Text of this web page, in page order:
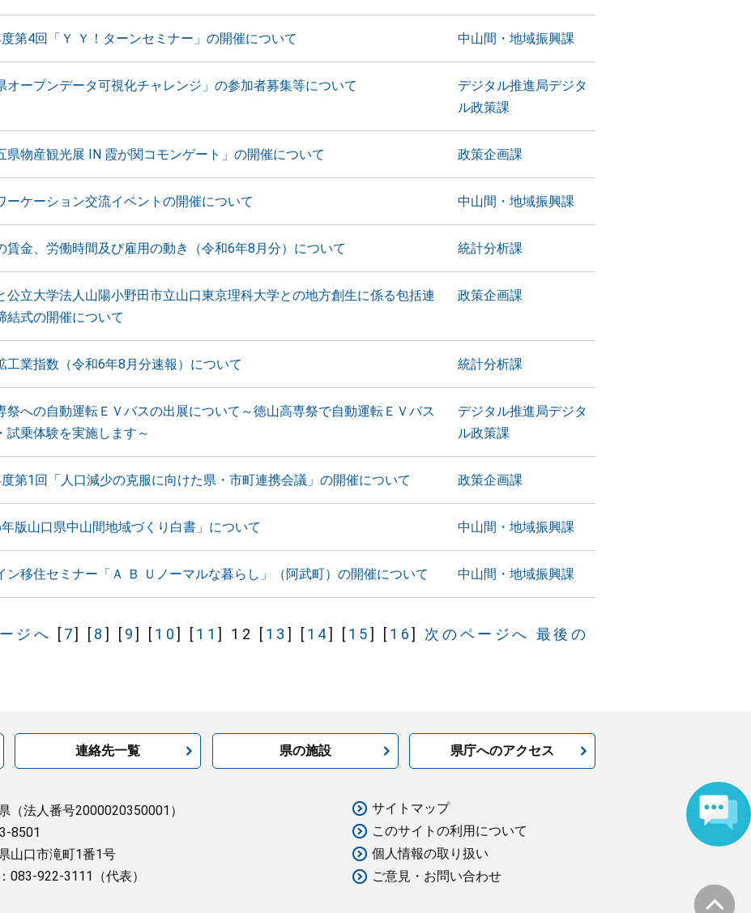
第4回「Ｙ Ｙ！ターンセミナー」の開催について 中山間・地域振興課
オープンデータ可視化チャレンジ」の参加者募集等について
デジタル推進局デジタ
ル政策課
県物産観光展 IN 霞が関コモンゲート」の開催について 政策企画課
ーケーション交流イベントの開催について 中山間・地域振興課
賃金、労働時間及び雇用の動き（令和6年8月分）について 統計分析課
公立大学法人山陽小野田市立山口東京理科大学との地方創生に係る包括連
結式の開催について
政策企画課
工業指数（令和6年8月分速報）について 統計分析課
祭への自動運転ＥＶバスの出展について～徳山高専祭で自動運転ＥＶバス
試乗体験を実施します～
デジタル推進局デジタ
ル政策課
第1回「人口減少の克服に向けた県・市町連携会議」の開催について 政策企画課
年版山口県中山間地域づくり白書」について 中山間・地域振興課
ン移住セミナー「Ａ Ｂ Ｕノーマルな暮らし」（阿武町）の開催について 中山間・地域振興課
ジへ [ 7] [ 8 ] [ 9] [ 10] [ 11] 12 [ 13] [ 14] [ 15] [ 16] 次のページへ 最後の
連絡先一覧 県の施設 県庁へのアクセス
（法人番号2000020350001）
8501
山口市滝町1番1号
083-922-3111（代表）
サイトマップ
このサイトの利用について
個人情報の取り扱い
ご意見・お問い合わせ